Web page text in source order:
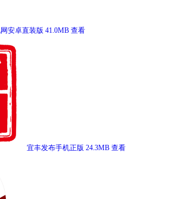
安卓直装版 41.0MB 查看
宜丰发布手机正版 24.3MB 查看